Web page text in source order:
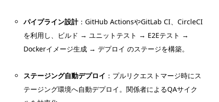
パイプライン設計：GitHub ActionsやGitLab CI、CircleCI
を利用し、ビルド → ユニットテスト → E2Eテスト →
Dockerイメージ生成 → デプロイ のステージを構築。
ステージング自動デプロイ ：プルリクエストマージ時にス
テージング環境へ自動デプロイ。関係者によるQAサイク